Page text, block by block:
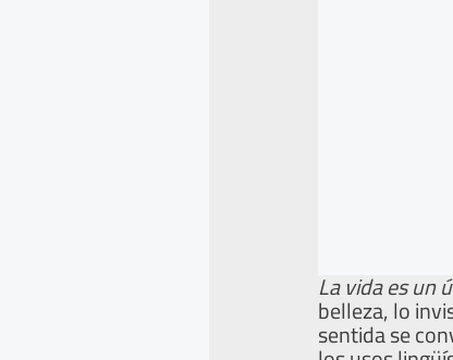
La vida es un
belleza, lo
sentida se